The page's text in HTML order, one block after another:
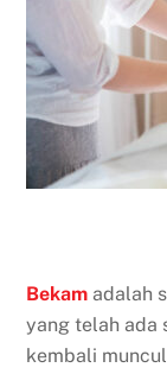
Bekam adalah
yang telah ada
kembali